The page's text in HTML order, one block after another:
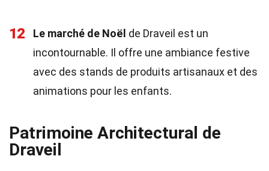
12 Le marché de Noël de Draveil est un
incontournable. Il offre une ambiance festive
avec des stands de produits artisanaux et des
animations pour les enfants.
Patrimoine Architectural de
Draveil